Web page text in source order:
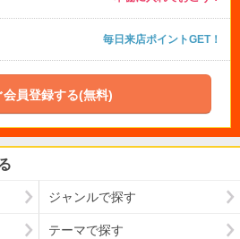
毎日来店ポイントGET！
会員登録する(無料)
ジャンルで探す
テーマで探す